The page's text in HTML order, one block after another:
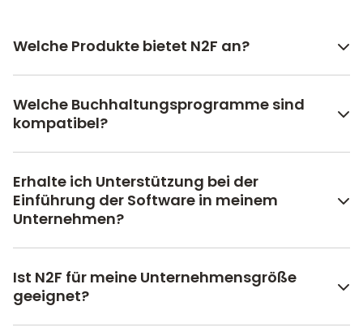
Welche Produkte bietet N2F an?
Welche Buchhaltungsprogramme sind
kompatibel?
Erhalte ich Unterstützung bei der
Einführung der Software in meinem
Unternehmen?
Ist N2F für meine Unternehmensgröße
geeignet?